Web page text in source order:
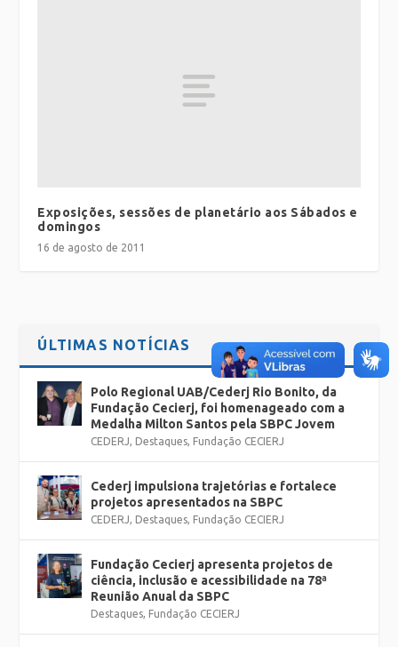
Exposições, sessões de planetário aos Sábados e
domingos
16 de agosto de 2011
ÚLTIMAS NOTÍCIAS
Polo Regional UAB/Cederj Rio Bonito, da
Fundação Cecierj, foi homenageado com a
Medalha Milton Santos pela SBPC Jovem
CEDERJ Destaques Fundação CECIERJ
Cederj impulsiona trajetórias e fortalece
projetos apresentados na SBPC
CEDERJ Destaques Fundação CECIERJ
Fundação Cecierj apresenta projetos de
ciência, inclusão e acessibilidade na 78ª
Reunião Anual da SBPC
Destaques Fundação CECIERJ